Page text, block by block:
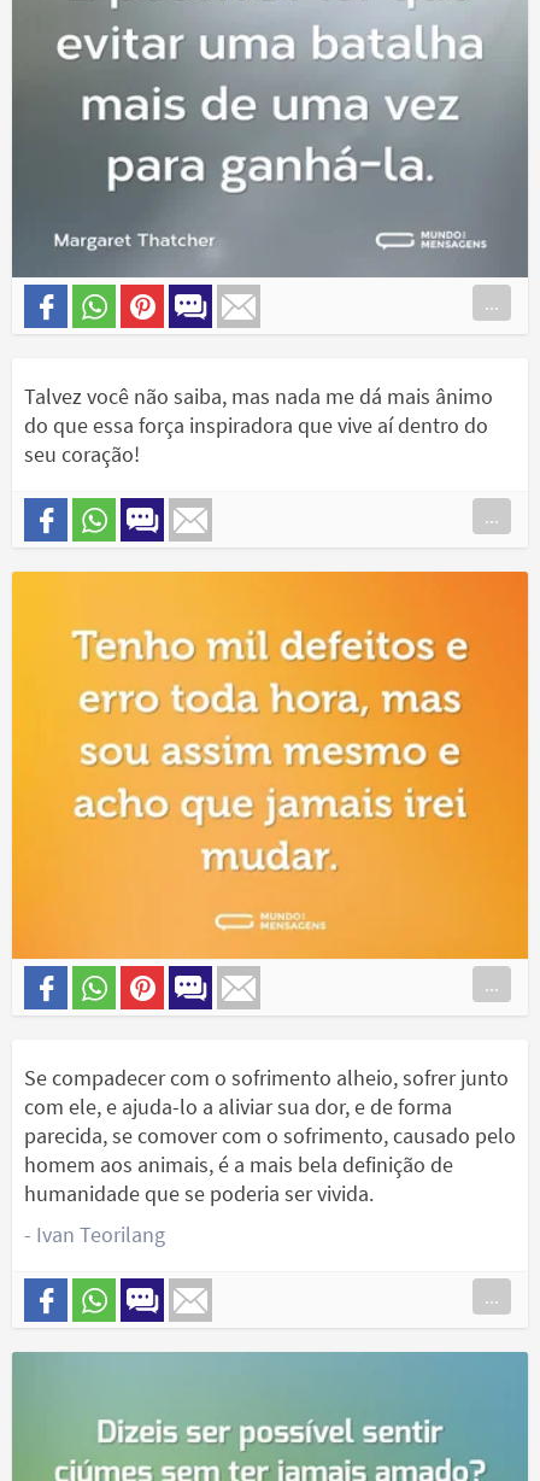
...
Talvez você não saiba, mas nada me dá mais ânimo
do que essa força inspiradora que vive aí dentro do
seu coração!
...
...
Se compadecer com o sofrimento alheio, sofrer junto
com ele, e ajuda-lo a aliviar sua dor, e de forma
parecida, se comover com o sofrimento, causado pelo
homem aos animais, é a mais bela definição de
humanidade que se poderia ser vivida.
- Ivan Teorilang
...